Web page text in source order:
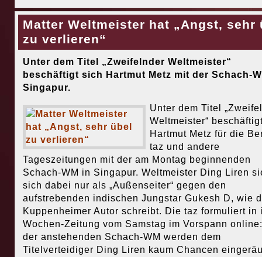
Matter Weltmeister hat „Angst, sehr
zu verlieren“
Unter dem Titel „Zweifelnder Weltmeister“
beschäftigt sich Hartmut Metz mit der Schach-
Singapur.
Unter dem Titel
Weltmeister“
Hartmut Metz für die
taz und andere
Tageszeitungen mit der am Montag beginnenden
Schach-WM in Singapur. Weltmeister Ding Liren
sich dabei nur als „Außenseiter“ gegen den
aufstrebenden indischen Jungstar Gukesh D, wie
Kuppenheimer Autor schreibt. Die taz formuliert in
Wochen-Zeitung vom Samstag im Vorspann
der anstehenden Schach-WM werden dem
Titelverteidiger Ding Liren kaum Chancen